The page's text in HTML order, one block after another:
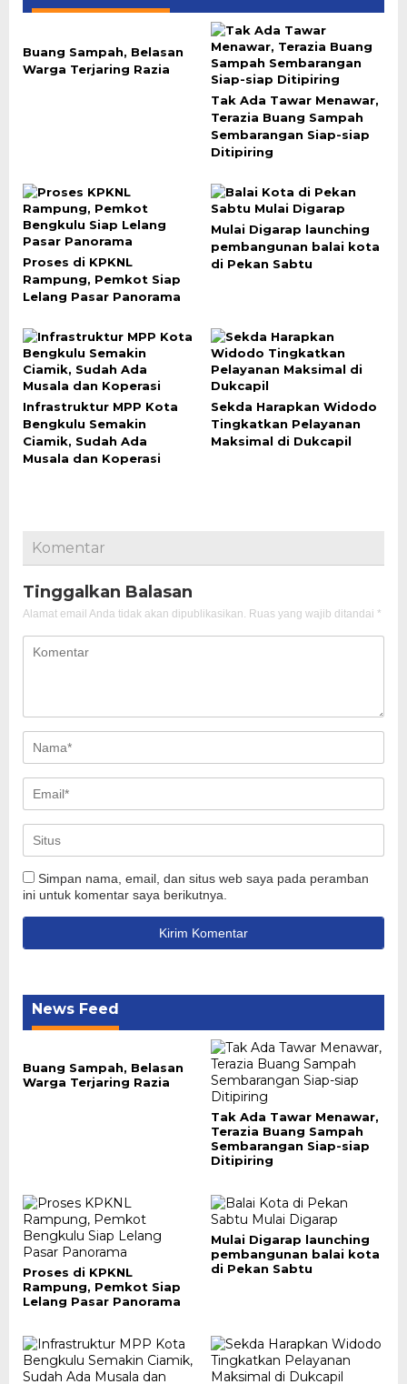
Buang Sampah, Belasan
Warga Terjaring Razia
Tak Ada Tawar Menawar,
Terazia Buang Sampah
Sembarangan Siap-siap
Ditipiring
Proses di KPKNL
Rampung, Pemkot Siap
Lelang Pasar Panorama
Mulai Digarap launching
pembangunan balai kota
di Pekan Sabtu
Infrastruktur MPP Kota
Bengkulu Semakin
Ciamik, Sudah Ada
Musala dan Koperasi
Sekda Harapkan Widodo
Tingkatkan Pelayanan
Maksimal di Dukcapil
Komentar
Tinggalkan Balasan
Alamat email Anda tidak akan dipublikasikan. Ruas yang wajib ditandai *
Simpan nama, email, dan situs web saya pada peramban
ini untuk komentar saya berikutnya.
News Feed
Buang Sampah, Belasan
Warga Terjaring Razia
Tak Ada Tawar Menawar,
Terazia Buang Sampah
Sembarangan Siap-siap
Ditipiring
Proses di KPKNL
Rampung, Pemkot Siap
Lelang Pasar Panorama
Mulai Digarap launching
pembangunan balai kota
di Pekan Sabtu